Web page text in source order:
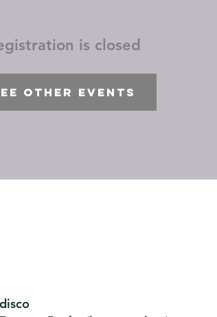
is closed
other events